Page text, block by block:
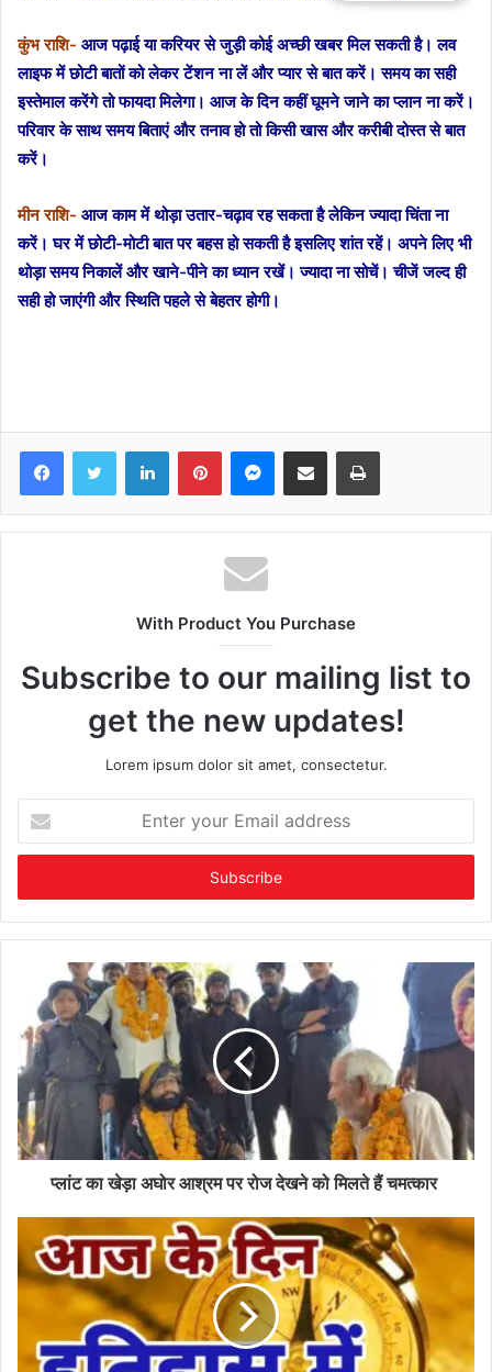
कुंभ राशि- आज पढ़ाई या करियर से जुड़ी कोई अच्छी खबर मिल सकती है। लव
लाइफ में छोटी बातों को लेकर टेंशन ना लें और प्यार से बात करें। समय का सही
इस्तेमाल करेंगे तो फायदा मिलेगा। आज के दिन कहीं घूमने जाने का प्लान ना करें।
परिवार के साथ समय बिताएं और तनाव हो तो किसी खास और करीबी दोस्त से बात
करें।
मीन राशि- आज काम में थोड़ा उतार-चढ़ाव रह सकता है लेकिन ज्यादा चिंता ना
करें। घर में छोटी-मोटी बात पर बहस हो सकती है इसलिए शांत रहें। अपने लिए भी
थोड़ा समय निकालें और खाने-पीने का ध्यान रखें। ज्यादा ना सोचें। चीजें जल्द ही
सही हो जाएंगी और स्थिति पहले से बेहतर होगी।
FacebookTwitter LinkedInPinterestMessenger
Share via Email Print
With Product You Purchase
Subscribe to our mailing list to
get the new updates!
Lorem ipsum dolor sit amet, consectetur.
your
Email
प्लांट का खेड़ा अघोर आश्रम पर रोज देखने को मिलते हैं चमत्कार